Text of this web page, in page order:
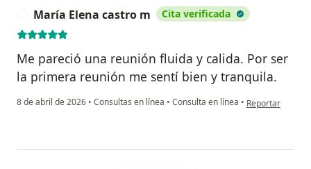
María Elena castro m Cita verificada
Me pareció una reunión fluida y calida. Por ser
la primera reunión me sentí bien y tranquila.
8 de abril de 2026 • Consultas en línea • Consulta en línea • en opinión del
Reportar